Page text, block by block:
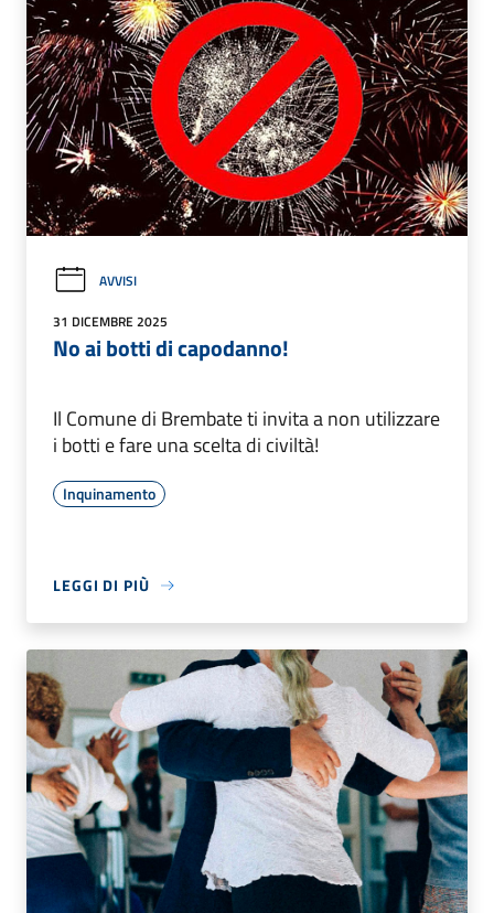
AVVISI
31 DICEMBRE 2025
No ai botti di capodanno!
Il Comune di Brembate ti invita a non utilizzare
i botti e fare una scelta di civiltà!
Inquinamento
LEGGI DI PIÙ